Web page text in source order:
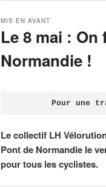
Le 8 mai :
Normandie !
MIS EN AVANT
Pour une
Le collectif LH
Pont de Normandie le
pour tous les cyclistes.